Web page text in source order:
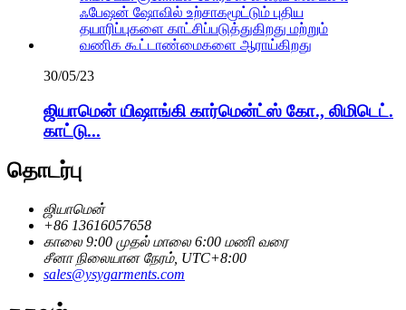
30/05/23
ஜியாமென் யிஷாங்கி கார்மென்ட்ஸ் கோ., லிமிடெட்.
காட்டு...
தொடர்பு
ஜியாமென்
+86 13616057658
காலை 9:00 முதல் மாலை 6:00 மணி வரை
சீனா நிலையான நேரம், UTC+8:00
sales@ysygarments.com